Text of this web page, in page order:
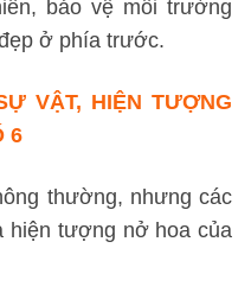
bảo vệ môi trường
ở phía trước.
VẬT, HIỆN TƯỢNG
6
thường, nhưng các
hiện tượng nở hoa của